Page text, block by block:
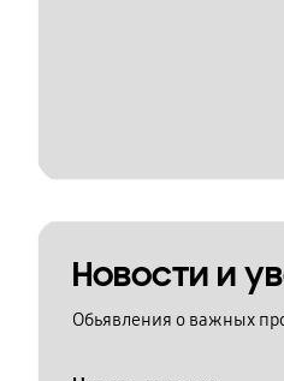
Новости и
Обьявления о важных